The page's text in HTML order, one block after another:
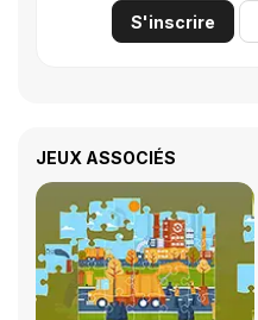
S'inscrire
JEUX ASSOCIÉS